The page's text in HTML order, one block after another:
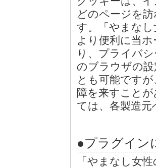
どのページを
す。「やまな
より便利に当
り、プライバ
のブラウザの
とも可能です
障を来すこと
ては、各製造
●プラグイン
「やまなし女